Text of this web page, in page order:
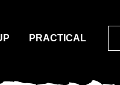
PRACTICAL